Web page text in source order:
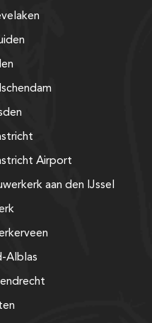
Airport
aan den IJssel
Alblas